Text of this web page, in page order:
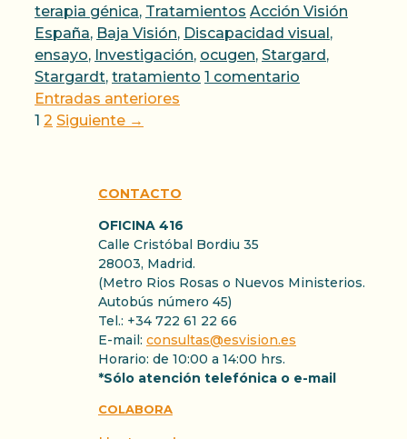
terapia génica, Tratamientos Etiquetas
Acción Visión
España, Baja Visión, Discapacidad visual ,
ensayo, Investigación, ocugen, Stargard ,
Stargardt, tratamiento 1 comentario
Entradas anteriores
Página
1 Página
2 Siguiente →
CONTACTO
OFICINA 416
Calle Cristóbal Bordiu 35
28003, Madrid.
(Metro Rios Rosas o Nuevos Ministerios.
Autobús número 45)
Tel.: +34 722 61 22 66
E-mail: consultas@esvision.es
Horario: de 10:00 a 14:00 hrs.
*Sólo atención telefónica o e-mail
COLABORA